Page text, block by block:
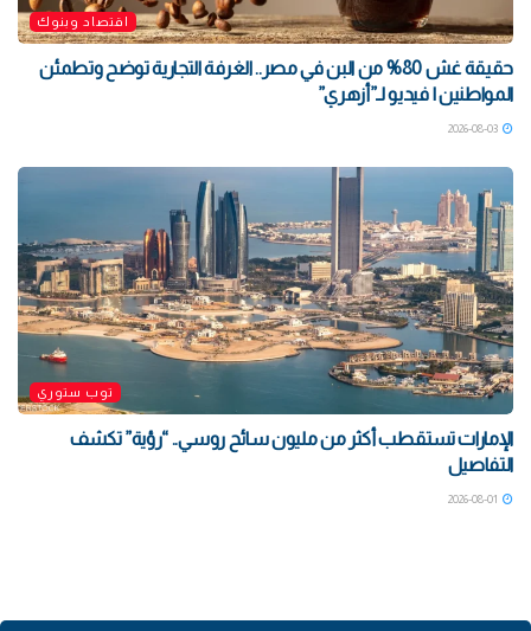
اقتصاد وبنوك
حقيقة غش 80% من البن في مصر.. الغرفة التجارية توضح وتطمئن
المواطنين | فيديو لـ”أزهري”
توب ستوري
الإمارات تستقطب أكثر من مليون سائح روسي.. “رؤية” تكشف
التفاصيل